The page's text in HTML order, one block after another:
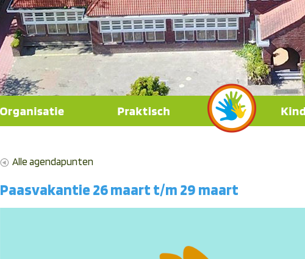
Alle agendapunten
Paasvakantie 26 maart t/m 29 maart